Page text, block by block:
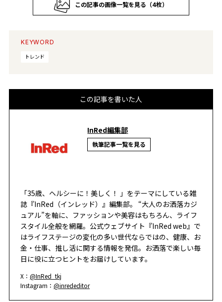
この記事の画像一覧を見る（4枚）
KEYWORD
トレンド
この記事を書いた人
InRed編集部
執筆記事一覧を見る
「35歳、ヘルシーに！美しく！ 」をテーマにしている雑
誌『InRed（インレッド）』編集部。 “大人のお洒落カジ
ュアル”を軸に、ファッションや美容はもちろん、ライフ
スタイル全般を網羅。公式ウェブサイト『InRed web』で
はライフステージの変化の多い世代ならではの、健康、お
金・仕事、推し活に関する情報を発信。お洒落で楽しい毎
日に役に立つヒントをお届けしています。
X：@InRed_tkj
Instagram：@inrededitor